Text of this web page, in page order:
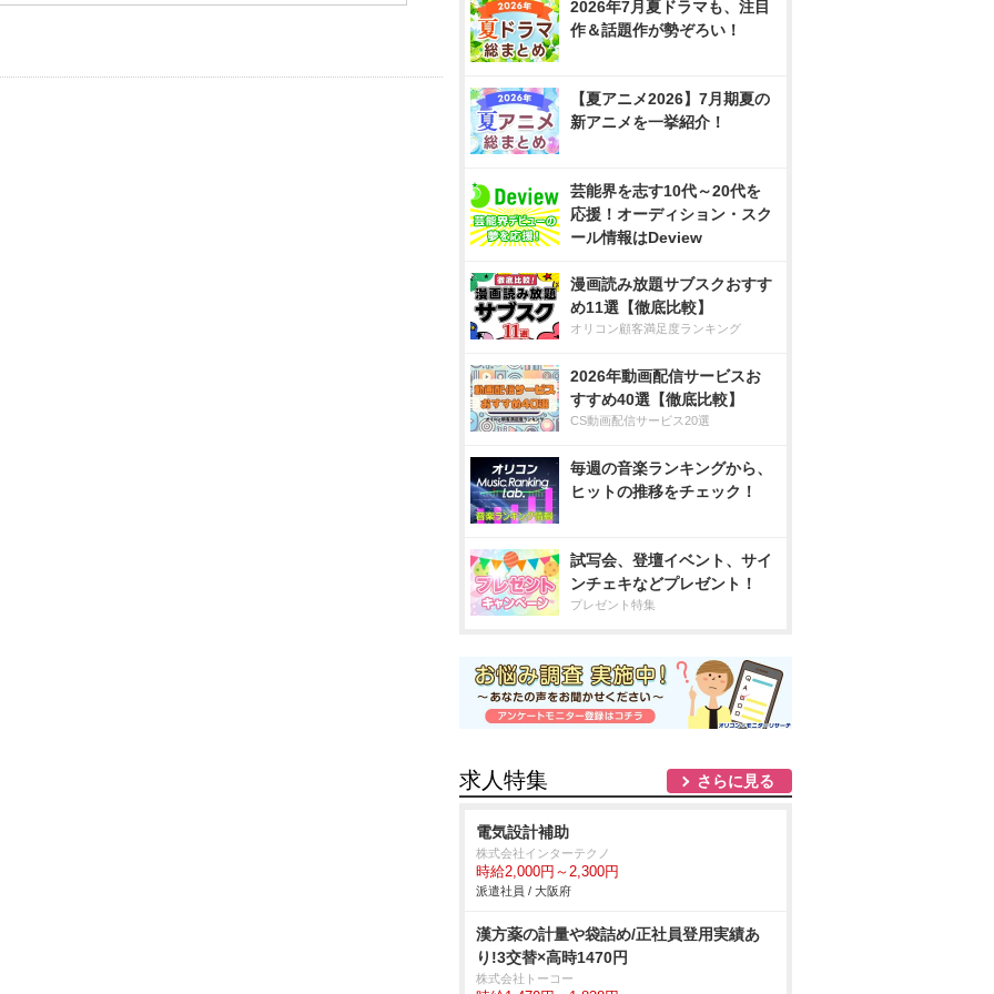
2026年7月夏ドラマも、注目
作＆話題作が勢ぞろい！
【夏アニメ2026】7月期夏の
新アニメを一挙紹介！
芸能界を志す10代～20代を
応援！オーディション・スク
ール情報はDeview
漫画読み放題サブスクおすす
め11選【徹底比較】
オリコン顧客満足度ランキング
2026年動画配信サービスお
すすめ40選【徹底比較】
CS動画配信サービス20選
毎週の音楽ランキングから、
ヒットの推移をチェック！
試写会、登壇イベント、サイ
ンチェキなどプレゼント！
プレゼント特集
求人特集 さらに見る
電気設計補助
株式会社インターテクノ
時給2,000円～2,300円
派遣社員 / 大阪府
漢方薬の計量や袋詰め/正社員登用実績あ
り!3交替×高時1470円
株式会社トーコー